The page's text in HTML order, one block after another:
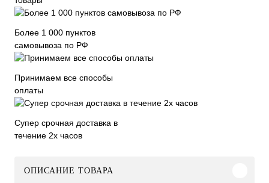
Более 1 000 пунктов
самовывоза по РФ
Принимаем все способы
оплаты
Супер срочная доставка в
течение 2х часов
ОПИСАНИЕ ТОВАРА